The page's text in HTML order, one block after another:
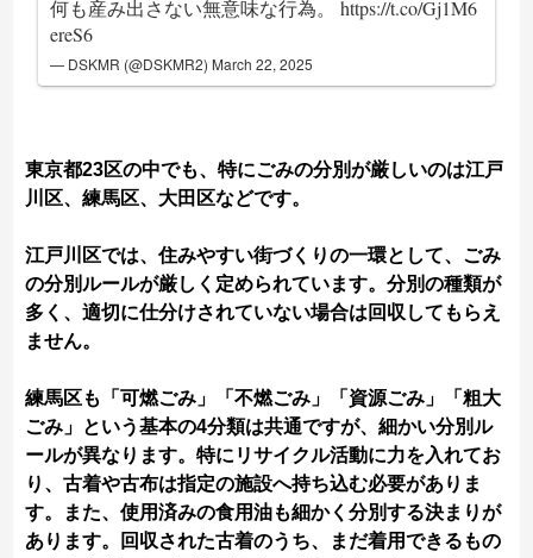
何も産み出さない無意味な行為。https://t.co/Gj1M6
ereS6
— DSKMR (@DSKMR2) March 22, 2025
東京都23区の中でも、特にごみの分別が厳しいのは江戸
川区、練馬区、大田区などです。
江戸川区では、住みやすい街づくりの一環として、ごみ
の分別ルールが厳しく定められています。分別の種類が
多く、適切に仕分けされていない場合は回収してもらえ
ません。
練馬区も「可燃ごみ」「不燃ごみ」「資源ごみ」「粗大
ごみ」という基本の4分類は共通ですが、細かい分別ル
ールが異なります。特にリサイクル活動に力を入れてお
り、古着や古布は指定の施設へ持ち込む必要がありま
す。また、使用済みの食用油も細かく分別する決まりが
あります。回収された古着のうち、まだ着用できるもの